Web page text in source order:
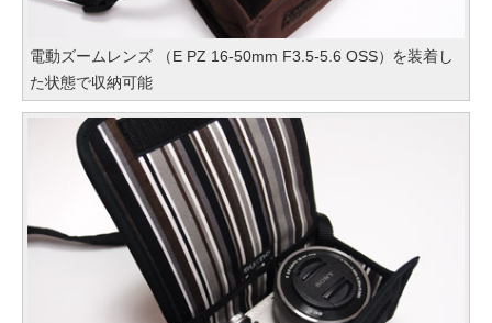
電動ズームレンズ （E PZ 16-50mm F3.5-5.6 OSS）を装着し
た状態で収納可能